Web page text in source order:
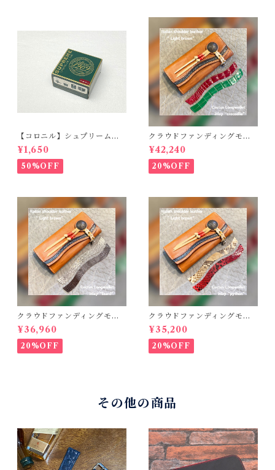
【コロニル】シュプリームク
リームDX バーガンディ
¥1,650
50%OFF
クラウドファンディングモデ
ル！Cactus・カクタス ロン
グウォレット（CWBL-03）
インレイ・クロコダイル × イ
タリアンショルダーレザー
¥42,240
20%OFF
クラウドファンディングモデ
ル！Cactus・カクタス ロン
グウォレット（CWBL-03）
インレイ・リザード × イタリ
アンショルダーレザー コン
¥36,960
20%OFF
クラウドファンディングモデ
ル！Cactus・カクタス ロン
グウォレット（CWBL-03）
インレイ・パイソン × イタリ
アンショルダーレザー コン
¥35,200
20%OFF
その他の商品